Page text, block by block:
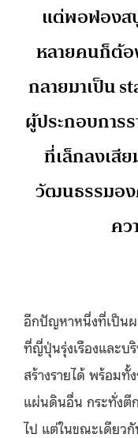
แต่พอฟองส
หลายคนก็ต้
กลายมาเป็น
ผู้ประกอบการ
ที่เล็กลงเสี
วัฒนธรรมอ
คว
อีกปัญหาหนึ่งที่เป็น
ที่ญี่ปุ่นรุ่งเรืองและบ
สร้างรายได้ พร้อมทั้
แผ่นดินอื่น กระทั่งตึ
ไป แต่ในขณะเดียวกั